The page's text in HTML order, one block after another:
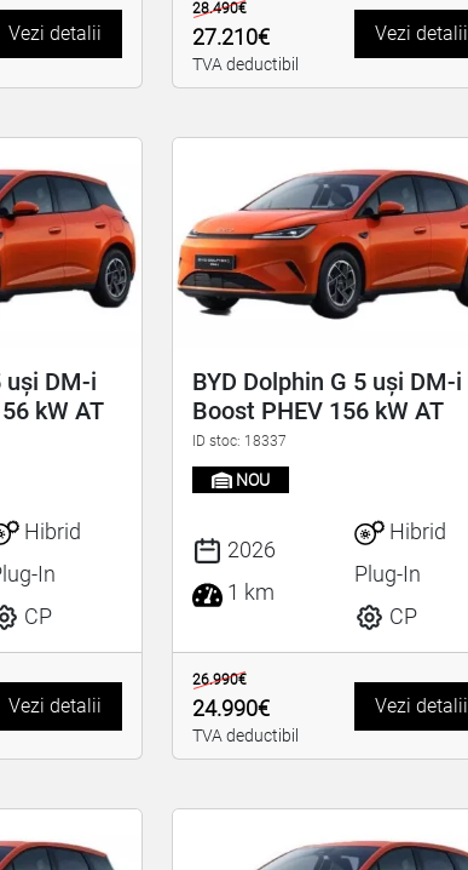
Vezi detalii
28.490€
27.210€
TVA deductibil
Vezi detalii
uși DM-i
kW AT
Hibrid
In
CP
Vezi detalii
BYD Dolphin G 5 uși DM-i
Boost PHEV 156 kW AT
ID stoc: 18337
NOU
2026
1 km
Hibrid
Plug-In
CP
26.990€
24.990€
TVA deductibil
Vezi detalii